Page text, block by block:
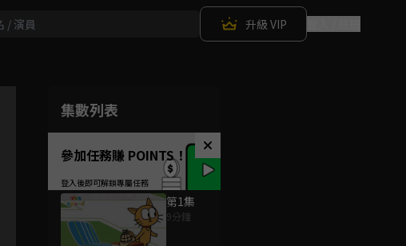
升級 VIP
集數列表
參加任務賺 POINTS！
第1集
9分鐘